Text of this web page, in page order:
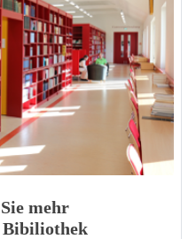
mehr
Bibiliothek